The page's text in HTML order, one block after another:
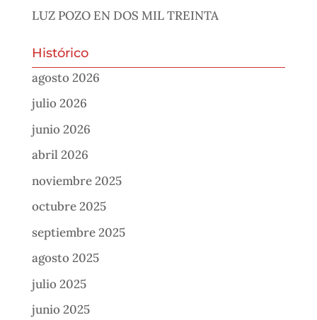
LUZ POZO EN DOS MIL TREINTA
Histórico
agosto 2026
julio 2026
junio 2026
abril 2026
noviembre 2025
octubre 2025
septiembre 2025
agosto 2025
julio 2025
junio 2025